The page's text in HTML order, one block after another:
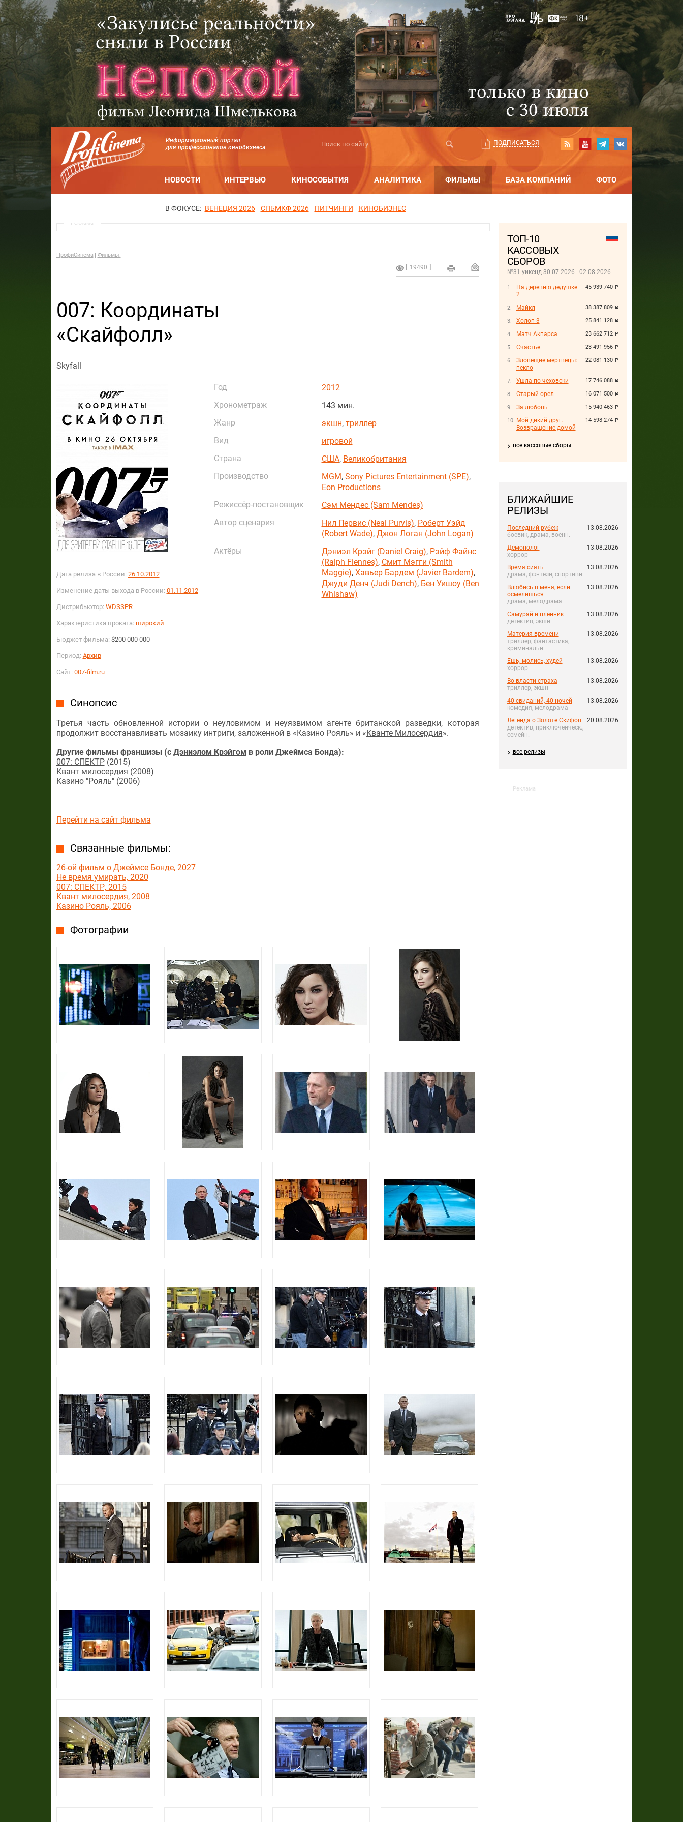
Информационный портал
для профессионалов кинобизнеса
ПОДПИСАТЬСЯ
НОВОСТИ ИНТЕРВЬЮ КИНОСОБЫТИЯ АНАЛИТИКА ФИЛЬМЫ БАЗА КОМПАНИЙ ФОТО
В ФОКУСЕ: ВЕНЕЦИЯ 2026 СПБМКФ 2026 ПИТЧИНГИ КИНОБИЗНЕС
ТОП-10
КАССОВЫХ
СБОРОВ
№31 уикенд 30.07.2026 - 02.08.2026
45 939 740 руб.
На деревню дедушке
2
38 387 809 руб.
Майкл
25 841 128 руб.
Холоп 3
23 662 712 руб.
Матч Акпарса
23 491 956 руб.
Счастье
22 081 130 руб.
Зловещие мертвецы:
пекло
17 746 088 руб.
Ушла по-чеховски
16 071 500 руб.
Старый орел
15 940 463 руб.
За любовь
14 598 274 руб.
Мой дикий друг.
Возвращение домой
все кассовые сборы
БЛИЖАЙШИЕ
РЕЛИЗЫ
Последний рубеж
боевик, драма, военн.
13.08.2026
Демонолог
хоррор
13.08.2026
Время сиять
драма, фэнтези, спортивн.
13.08.2026
Влюбись в меня, если
осмелишься
драма, мелодрама
13.08.2026
Самурай и пленник
детектив, экшн
13.08.2026
Материя времени
триллер, фантастика,
криминальн.
13.08.2026
Ешь, молись, худей
хоррор
13.08.2026
Во власти страха
триллер, экшн
13.08.2026
40 свиданий, 40 ночей
комедия, мелодрама
13.08.2026
Легенда о Золоте Скифов
детектив, приключенческ.,
семейн.
20.08.2026
все релизы
Реклама
Реклама
ПрофиСинема Фильмы.
19490
007: Координаты
«Скайфолл»
Skyfall
Дата релиза в России: 26.10.2012
Изменение даты выхода в России: 01.11.2012
Дистрибьютор: WDSSPR
Характеристика проката: широкий
Бюджет фильма: $200 000 000
Период: Архив
Сайт: 007-film.ru
Год
2012
Хронометраж
143 мин.
Жанр
экшн, триллер
Вид
игровой
Страна
США, Великобритания
Производство
MGM, Sony Pictures Entertainment (SPE),
Eon Productions
Режиссёр-постановщик
Сэм Мендес (Sam Mendes)
Автор сценария
Нил Первис (Neal Purvis), Роберт Уэйд
(Robert Wade), Джон Логан (John Logan)
Актёры
Дэниэл Крэйг (Daniel Craig), Рэйф Файнс
(Ralph Fiennes), Смит Мэгги (Smith
Maggie), Хавьер Бардем (Javier Bardem),
Джуди Денч (Judi Dench), Бен Уишоу (Ben
Whishaw)
Синопсис
Третья часть обновленной истории о неуловимом и неуязвимом агенте британской разведки, которая
продолжит восстанавливать мозаику интриги, заложенной в «Казино Рояль» и «Кванте Милосердия».
Другие фильмы франшизы (с Дэниэлом Крэйгом в роли Джеймса Бонда):
007: СПЕКТР(2015)
Квант милосердия (2008)
Казино "Рояль" (2006)
Перейти на сайт фильма
Связанные фильмы:
26-ой фильм о Джеймсе Бонде, 2027
Не время умирать, 2020
007: СПЕКТР, 2015
Квант милосердия, 2008
Казино Рояль, 2006
Фотографии